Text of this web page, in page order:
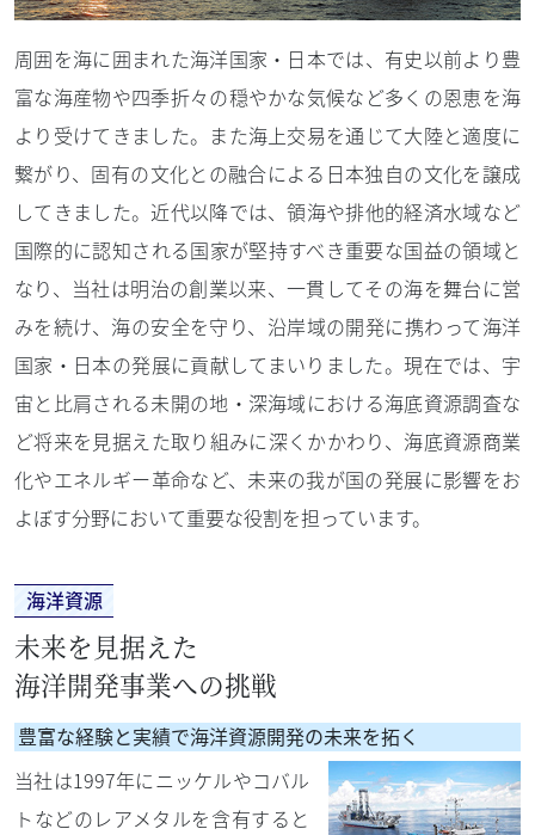
周囲を海に囲まれた海洋国家・日本では、有史以前より豊
富な海産物や四季折々の穏やかな気候など多くの恩恵を海
より受けてきました。また海上交易を通じて大陸と適度に
繋がり、固有の文化との融合による日本独自の文化を譲成
してきました。近代以降では、領海や排他的経済水域など
国際的に認知される国家が堅持すべき重要な国益の領域と
なり、当社は明治の創業以来、一貫してその海を舞台に営
みを続け、海の安全を守り、沿岸域の開発に携わって海洋
国家・日本の発展に貢献してまいりました。現在では、宇
宙と比肩される未開の地・深海域における海底資源調査な
ど将来を見据えた取り組みに深くかかわり、海底資源商業
化やエネルギー革命など、未来の我が国の発展に影響をお
よぼす分野において重要な役割を担っています。
海洋資源
未来を見据えた
海洋開発事業への挑戦
豊富な経験と実績で海洋資源開発の未来を拓く
当社は1997年にニッケルやコバル
トなどのレアメタルを含有すると